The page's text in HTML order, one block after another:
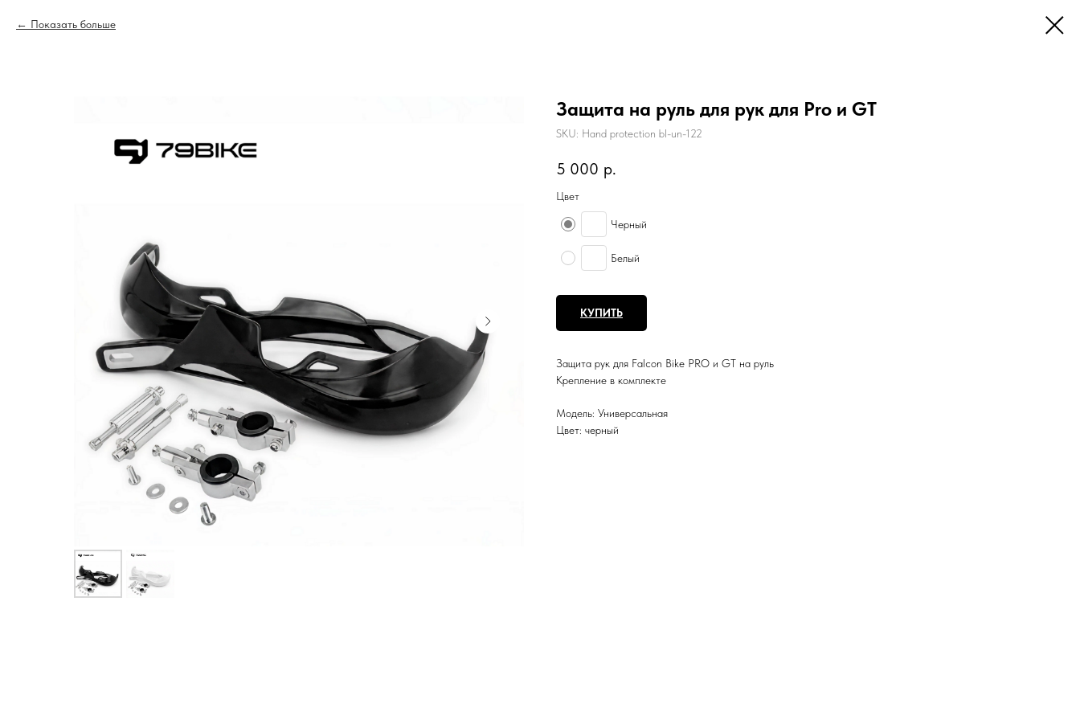
Показать больше
Защита на руль для рук для Pro и GT
SKU: Hand protection bl-un-122
5 000 р.
Цвет
Черный
Белый
КУПИТЬ
Защита рук для Falcon Bike PRO и GT на руль
Крепление в комплекте
Модель: Универсальная
Цвет: черный